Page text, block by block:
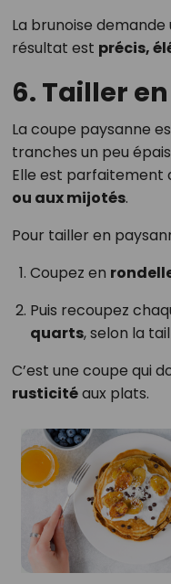
La brunoise
résultat est précis,
6. Tailler
La coupe paysanne
tranches un peu
Elle est parfaitement
ou aux mijotés.
Pour tailler en
Coupez en
Puis recoupez
quarts, selon la
C’est une coupe qui
rusticitéaux plats.